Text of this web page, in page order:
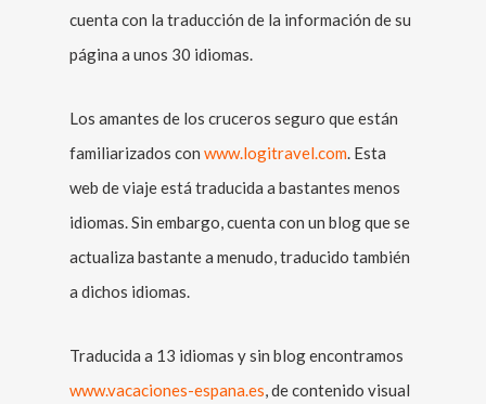
cuenta con la traducción de la información de su
página a unos 30 idiomas.
Los amantes de los cruceros seguro que están
familiarizados con www.logitravel.com. Esta
web de viaje está traducida a bastantes menos
idiomas. Sin embargo, cuenta con un blog que se
actualiza bastante a menudo, traducido también
a dichos idiomas.
Traducida a 13 idiomas y sin blog encontramos
www.vacaciones-espana.es, de contenido visual